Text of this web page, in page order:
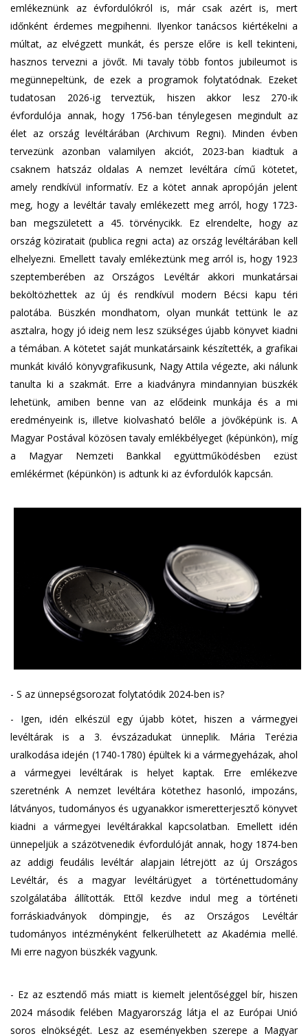
emlékeznünk az évfordulókról is, már csak azért is, mert
időnként érdemes megpihenni. Ilyenkor tanácsos kiértékelni a
múltat, az elvégzett munkát, és persze előre is kell tekinteni,
hasznos tervezni a jövőt. Mi tavaly több fontos jubileumot is
megünnepeltünk, de ezek a programok folytatódnak. Ezeket
tudatosan 2026-ig terveztük, hiszen akkor lesz 270-ik
évfordulója annak, hogy 1756-ban ténylegesen megindult az
élet az ország levéltárában (Archivum Regni). Minden évben
tervezünk azonban valamilyen akciót, 2023-ban kiadtuk a
csaknem hatszáz oldalas A nemzet levéltára című kötetet,
amely rendkívül informatív. Ez a kötet annak apropóján jelent
meg, hogy a levéltár tavaly emlékezett meg arról, hogy 1723-
ban megszületett a 45. törvénycikk. Ez elrendelte, hogy az
ország köziratait (publica regni acta) az ország levéltárában kell
elhelyezni. Emellett tavaly emlékeztünk meg arról is, hogy 1923
szeptemberében az Országos Levéltár akkori munkatársai
beköltözhettek az új és rendkívül modern Bécsi kapu téri
palotába. Büszkén mondhatom, olyan munkát tettünk le az
asztalra, hogy jó ideig nem lesz szükséges újabb könyvet kiadni
a témában. A kötetet saját munkatársaink készítették, a grafikai
munkát kiváló könyvgrafikusunk, Nagy Attila végezte, aki nálunk
tanulta ki a szakmát. Erre a kiadványra mindannyian büszkék
lehetünk, amiben benne van az elődeink munkája és a mi
eredményeink is, illetve kiolvasható belőle a jövőképünk is. A
Magyar Postával közösen tavaly emlékbélyeget (képünkön), míg
a Magyar Nemzeti Bankkal együttműködésben ezüst
emlékérmet (képünkön) is adtunk ki az évfordulók kapcsán.
- S az ünnepségsorozat folytatódik 2024-ben is?
- Igen, idén elkészül egy újabb kötet, hiszen a vármegyei
levéltárak is a 3. évszázadukat ünneplik. Mária Terézia
uralkodása idején (1740-1780) épültek ki a vármegyeházak, ahol
a vármegyei levéltárak is helyet kaptak. Erre emlékezve
szeretnénk A nemzet levéltára kötethez hasonló, impozáns,
látványos, tudományos és ugyanakkor ismeretterjesztő könyvet
kiadni a vármegyei levéltárakkal kapcsolatban. Emellett idén
ünnepeljük a százötvenedik évfordulóját annak, hogy 1874-ben
az addigi feudális levéltár alapjain létrejött az új Országos
Levéltár, és a magyar levéltárügyet a történettudomány
szolgálatába állították. Ettől kezdve indul meg a történeti
forráskiadványok dömpingje, és az Országos Levéltár
tudományos intézményként felkerülhetett az Akadémia mellé.
Mi erre nagyon büszkék vagyunk.
- Ez az esztendő más miatt is kiemelt jelentőséggel bír, hiszen
2024 második felében Magyarország látja el az Európai Unió
soros elnökségét. Lesz az eseményekben szerepe a Magyar